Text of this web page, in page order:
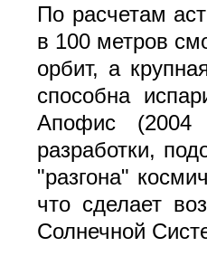
По расчетам
в 100 метров
орбит, а
способна
Апофис (2004
разработки,
"разгона"
что сделает
Солнечной